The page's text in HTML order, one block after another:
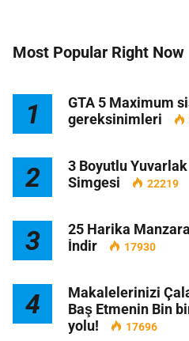
Most Popular Right Now
1
GTA 5 Maximum
gereksinimleri
2
3 Boyutlu
Simgesi
22219
3
25 Harika
İndir
17930
4
Makalelerinizi
Baş Etmenin Bin
yolu!
17696